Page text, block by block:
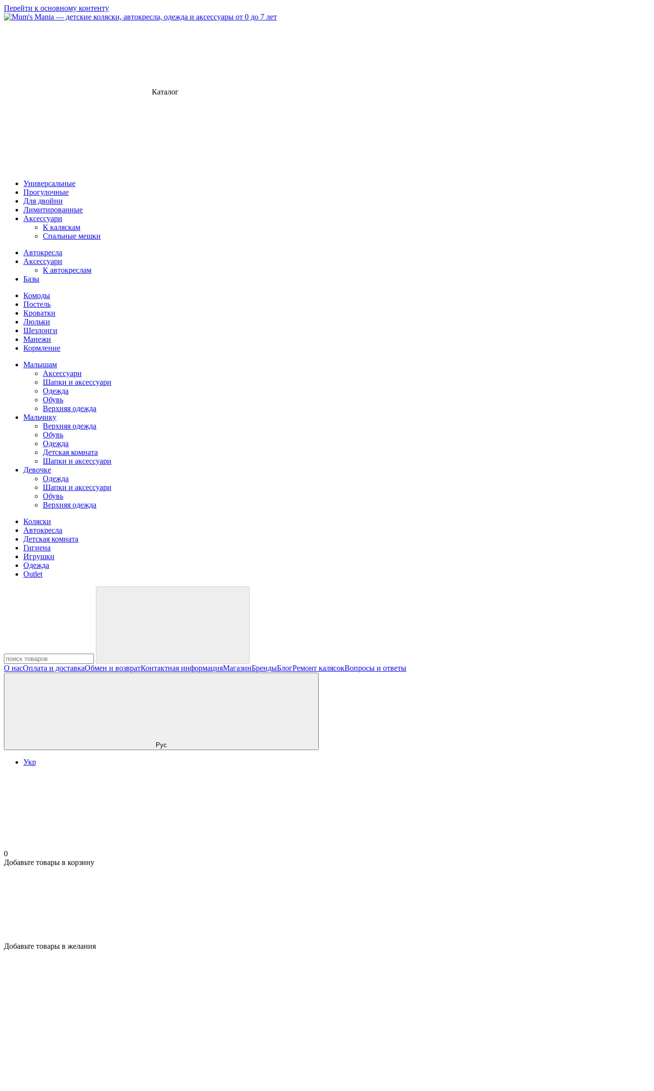
Перейти к основному контенту
Каталог
Универсальные
Прогулочные
Для двойни
Лимитированные
Аксессуари
К каляскам
Спальные мешки
Автокресла
Аксессуари
К автокреслам
Базы
Комоды
Постель
Кроватки
Люльки
Шезлонги
Манежи
Кормление
Малышам
Аксессуари
Шапки и аксессуари
Одежда
Обувь
Верхняя одежда
Мальчику
Верхняя одежда
Обувь
Одежда
Детская комната
Шапки и аксессуари
Девочке
Одежда
Шапки и аксессуари
Обувь
Верхняя одежда
Коляски
Автокресла
Детская комната
Гигиена
Игрушки
Одежда
Outlet
О насОплата и доставкаОбмен и возвратКонтактная информацияМагазинБрендыБлогРемонт калясокВопросы и ответы
Рус
Укр
0
Добавьте товары в корзину
Добавьте товары в желания